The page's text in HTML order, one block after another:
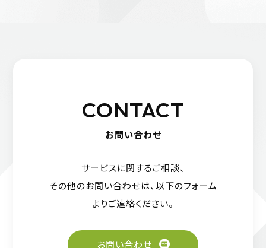
CONTACT
お問い合わせ
サービスに関するご相談、
その他のお問い合わせは、 以下のフォーム
よりご連絡ください。
お問い合わせ